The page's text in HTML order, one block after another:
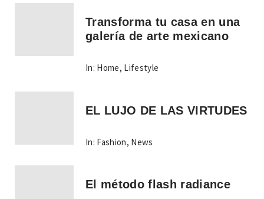
Transforma tu casa en una
galería de arte mexicano
In: Home, Lifestyle
EL LUJO DE LAS VIRTUDES
In: Fashion, News
El método flash radiance